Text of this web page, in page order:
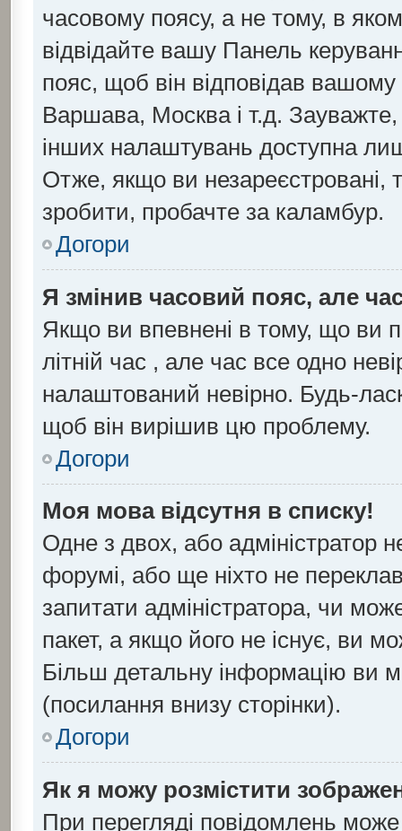
часовому поясу, а не тому, в
відвідайте вашу Панель
пояс, щоб він відповідав
Варшава, Москва і т.д. Зауважте,
інших налаштувань доступна
Отже, якщо ви незареєстровані,
зробити, пробачте за каламбур.
Догори
Я змінив часовий пояс, але
Якщо ви впевнені в тому, що ви
літній час , але час все одно
налаштований невірно. Будь-
щоб він вирішив цю проблему.
Догори
Моя мова відсутня в списку!
Одне з двох, або адміністратор
форумі, або ще ніхто не
запитати адміністратора, чи
пакет, а якщо його не існує, ви
Більш детальну інформацію ви
(посилання внизу сторінки).
Догори
Як я можу розмістити
При перегляді повідомлень